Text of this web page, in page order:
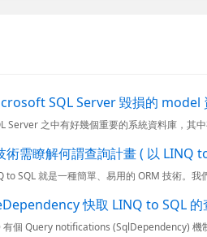
SQL Server 毀損的 model
術需瞭解何謂查詢計畫 ( 以 LINQ
快取 LINQ to SQL 的